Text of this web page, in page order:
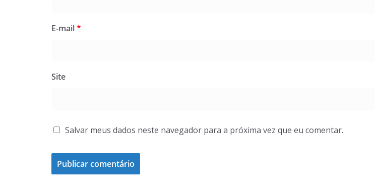
E-mail*
Site
Salvar meus dados neste navegador para a próxima vez que eu comentar.